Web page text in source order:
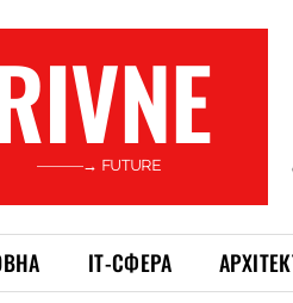
———→ FUTURE
ІТ-СФЕРА